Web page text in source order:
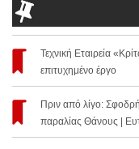
Τεχνική Εταιρεία
επιτυχημένο έργο
Πριν από λίγο:
παραλίας Θάνους |